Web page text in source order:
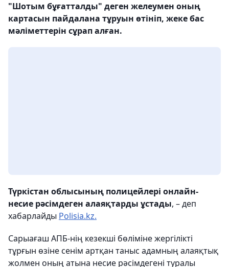
"Шотым бұғатталды" деген желеумен оның
картасын пайдалана тұруын өтініп, жеке бас
мәліметтерін сұрап алған.
Түркістан облысының полицейлері онлайн-
несие рәсімдеген алаяқтарды ұстады, – деп
хабарлайды Polisia.kz.
Сарыағаш АПБ-нің кезекші бөліміне жергілікті
тұрғын өзіне сенім артқан таныс адамның алаяқтық
жолмен оның атына несие рәсімдегені туралы